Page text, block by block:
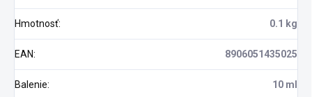
Hmotnosť: 0.1 kg
EAN: 8906051435025
Balenie: 10 ml